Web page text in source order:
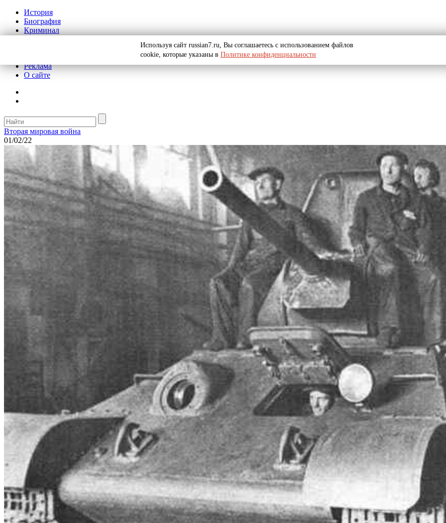
История
Биография
Криминал
Реклама
О сайте
Вторая мировая война
01/02/22
Используя сайт russian7.ru, Вы соглашаетесь с использованием файлов
cookie, которые указаны в Политике конфиденциальности